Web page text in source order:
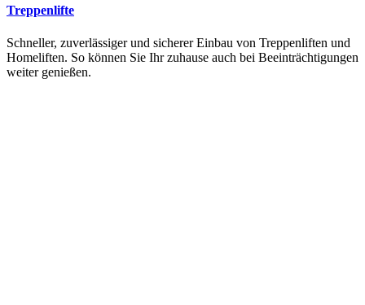
Treppenlifte
Schneller, zuverlässiger und sicherer Einbau von Treppenliften und
Homeliften. So können Sie Ihr zuhause auch bei Beeinträchtigungen
weiter genießen.